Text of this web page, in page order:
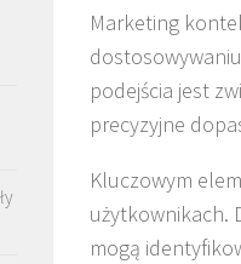
Marketing
podejścia jest
precyzyjne
Kluczowym
użytkownikach.
mogą